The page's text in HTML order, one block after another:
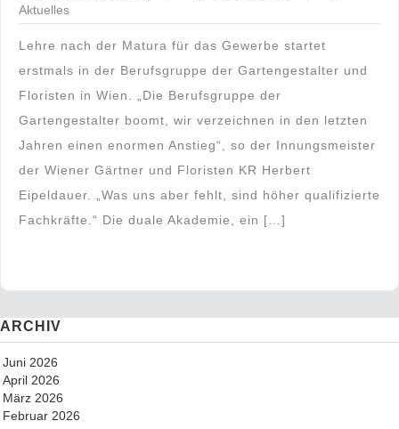
Aktuelles
Lehre nach der Matura für das Gewerbe startet
erstmals in der Berufsgruppe der Gartengestalter und
Floristen in Wien. „Die Berufsgruppe der
Gartengestalter boomt, wir verzeichnen in den letzten
Jahren einen enormen Anstieg“, so der Innungsmeister
der Wiener Gärtner und Floristen KR Herbert
Eipeldauer. „Was uns aber fehlt, sind höher qualifizierte
Fachkräfte.“ Die duale Akademie, ein […]
ARCHIV
Juni 2026
April 2026
März 2026
Februar 2026